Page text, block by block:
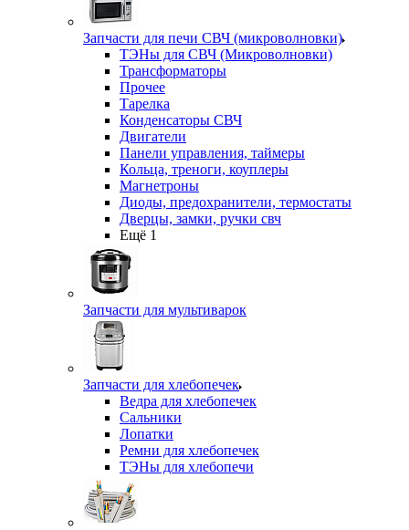
Запчасти для печи СВЧ (микроволновки)
ТЭНы для СВЧ (Микроволновки)
Трансформаторы
Прочее
Тарелка
Конденсаторы СВЧ
Двигатели
Панели управления, таймеры
Кольца, треноги, коуплеры
Магнетроны
Диоды, предохранители, термостаты
Дверцы, замки, ручки свч
Ещё 1
Запчасти для мультиварок
Запчасти для хлебопечек
Ведра для хлебопечек
Сальники
Лопатки
Ремни для хлебопечек
ТЭНы для хлебопечи